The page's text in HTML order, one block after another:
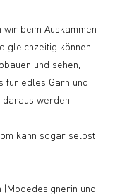
beim Auskämmen
gleichzeitig können
und sehen,
für edles Garn und
werden.
kann sogar selbst
(Modedesignerin und